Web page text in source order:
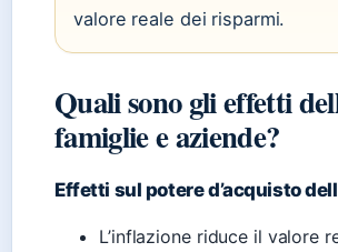
valore reale dei risparmi.
Quali sono gli effetti
famiglie e aziende?
Effetti sul potere d’acquisto
L’inflazione riduce il valore